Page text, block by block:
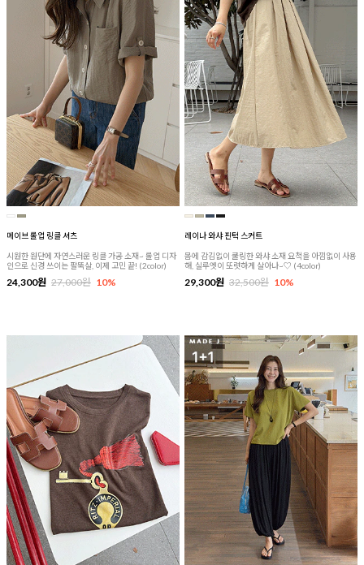
메이브 롤업 링클 셔츠
시원한 원단에 자연스러운 링클 가공 소재~ 롤업 디자
인으로 신경 쓰이는 팔뚝살, 이제 고민 끝! (2color)
24,300원 27,000원 10%
레이나 와샤 핀턱 스커트
몸에 감김없이 쿨링한 와샤 소재 요척을 아낌없이 사용
해, 실루엣이 또렷하게 살아나~♡ (4color)
29,300원 32,500원 10%